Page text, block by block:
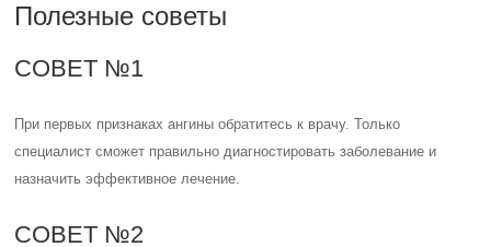
Полезные советы
СОВЕТ №1
При первых признаках ангины обратитесь к врачу. Только
специалист сможет правильно диагностировать заболевание и
назначить эффективное лечение.
СОВЕТ №2